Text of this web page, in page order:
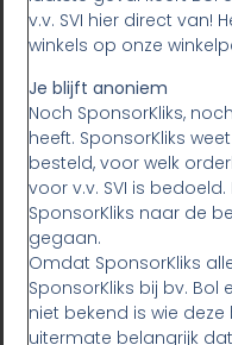
v.v. SVI hier direct van!
winkels op onze
Je blijft anoniem
Noch SponsorKliks,
heeft. SponsorKliks
besteld, voor welk
voor v.v. SVI is
SponsorKliks naar de
gegaan.
Omdat SponsorKliks
SponsorKliks bij bv.
niet bekend is wie
uitermate belangrijk